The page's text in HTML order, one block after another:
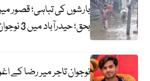
بحق؛ حیدرآباد میں 3 نوجوان ڈوب گئے
نوجوان تاجر میر رضا کے